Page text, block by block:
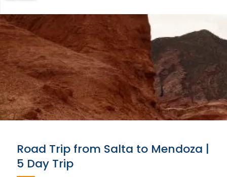
Road Trip from Salta to Mendoza |
5 Day Trip